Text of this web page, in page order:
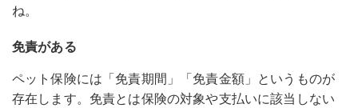
ね。
免責がある
ペット保険には「免責期間」「免責金額」というものが
存在します。免責とは保険の対象や支払いに該当しない